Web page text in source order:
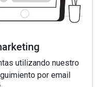
utilizando nuestro
por email